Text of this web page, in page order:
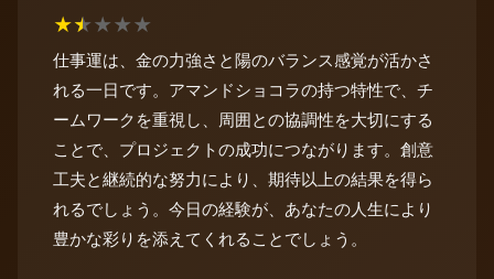
★★★★★
仕事運は、金の力強さと陽のバランス感覚が活かさ
れる一日です。アマンドショコラの持つ特性で、チ
ームワークを重視し、周囲との協調性を大切にする
ことで、プロジェクトの成功につながります。創意
工夫と継続的な努力により、期待以上の結果を得ら
れるでしょう。今日の経験が、あなたの人生により
豊かな彩りを添えてくれることでしょう。